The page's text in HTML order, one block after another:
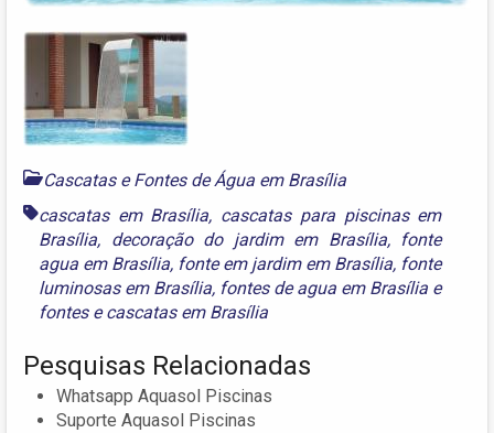
Cascatas e Fontes de Água em Brasília
cascatas em Brasília, cascatas para piscinas em
Brasília, decoração do jardim em Brasília, fonte
agua em Brasília, fonte em jardim em Brasília, fonte
luminosas em Brasília, fontes de agua em Brasília e
fontes e cascatas em Brasília
Pesquisas Relacionadas
Whatsapp Aquasol Piscinas
Suporte Aquasol Piscinas